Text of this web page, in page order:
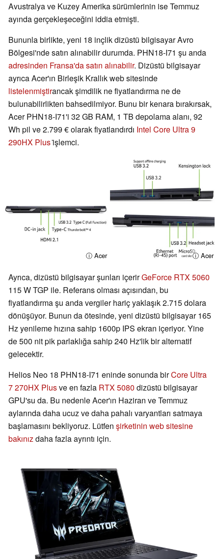
Avustralya ve Kuzey Amerika sürümlerinin ise Temmuz
ayında gerçekleşeceğini iddia etmişti.
Bununla birlikte, yeni 18 inçlik dizüstü bilgisayar Avro
Bölgesi'nde satın alınabilir durumda. PHN18-I71 şu anda
adresinden Fransa'da satın alınabilir. Dizüstü bilgisayar
ayrıca Acer'ın Birleşik Krallık web sitesinde
listelenmiştirancak şimdilik ne fiyatlandırma ne de
bulunabilirlikten bahsedilmiyor. Bunu bir kenara bırakırsak,
Acer PHN18-I71'i 32 GB RAM, 1 TB depolama alanı, 92
Wh pil ve 2.799 € olarak fiyatlandırdı Intel Core Ultra 9
290HX Plusi̇şlemci.
ⓘ Acer ⓘ Acer
Ayrıca, dizüstü bilgisayar şunları içerirGeForce RTX 5060
115 W TGP ile. Referans olması açısından, bu
fiyatlandırma şu anda vergiler hariç yaklaşık 2.715 dolara
dönüşüyor. Bunun da ötesinde, yeni dizüstü bilgisayar 165
Hz yenileme hızına sahip 1600p IPS ekran içeriyor. Yine
de 500 nit pik parlaklığa sahip 240 Hz'lik bir alternatif
gelecektir.
Helios Neo 18 PHN18-I71 eninde sonunda birCore Ultra
7 270HX Plusve en fazla RTX 5080 dizüstü bilgisayar
GPU'su da. Bu nedenle Acer'ın Haziran ve Temmuz
aylarında daha ucuz ve daha pahalı varyantları satmaya
başlamasını bekliyoruz. Lütfen şirketinin web sitesine
bakınızdaha fazla ayrıntı için.